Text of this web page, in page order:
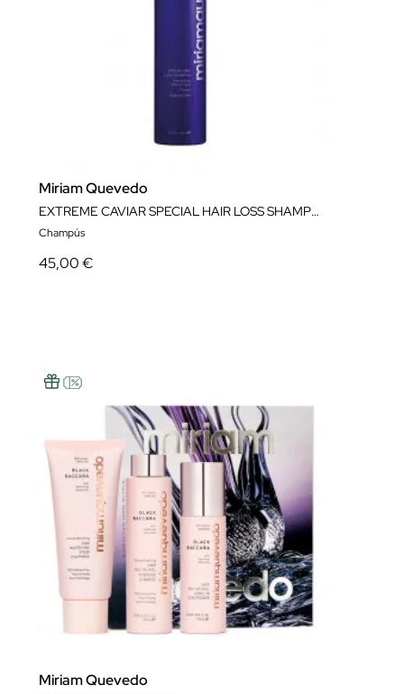
Miriam Quevedo
EXTREME CAVIAR SPECIAL HAIR LOSS SHAMPOO 250 ML
Champús
45,00 €
Miriam Quevedo